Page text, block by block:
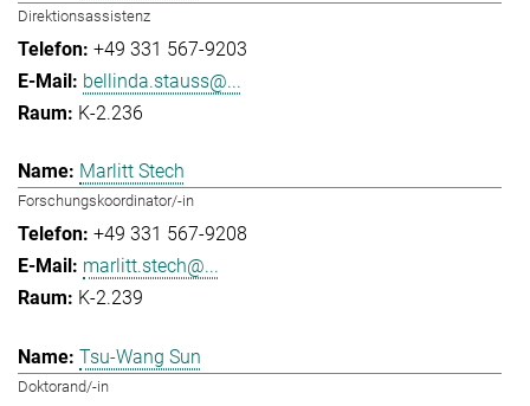
Direktionsassistenz
+49 331 567-9203
bellinda.stauss@...
K-2.236
Marlitt Stech
Forschungskoordinator/-in
+49 331 567-9208
marlitt.stech@...
K-2.239
Tsu-Wang Sun
Doktorand/-in